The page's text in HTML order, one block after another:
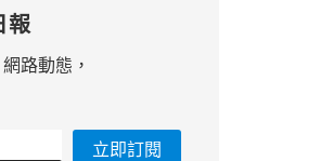
報
路動態，
立即訂閱